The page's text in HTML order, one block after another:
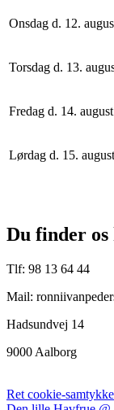
Onsdag d. 12.
Torsdag d. 13.
Fredag d. 14. august
Lørdag d. 15. august
Du finder os
Tlf: 98 13 64 44
Mail:
Hadsundvej 14
9000 Aalborg
Ret cookie-samtykke